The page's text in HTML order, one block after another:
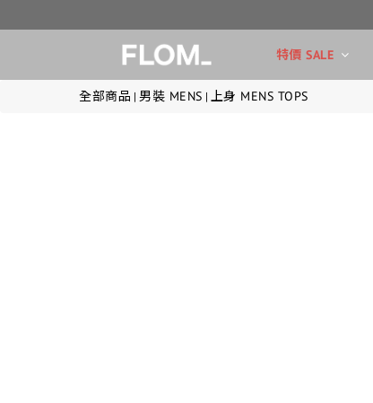
特價 SALE
全部商品 | 男裝 MENS | 上身 MENS TOPS